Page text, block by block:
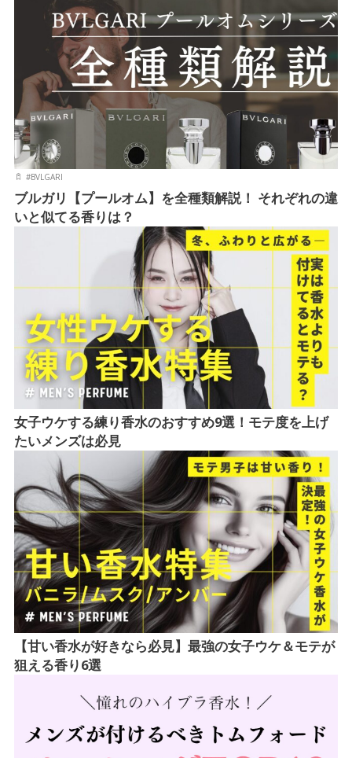
#BVLGARI
ブルガリ【プールオム】を全種類解説！ それぞれの違
いと似てる香りは？
女子ウケする練り香水のおすすめ9選！モテ度を上げ
たいメンズは必見
【甘い香水が好きなら必見】最強の女子ウケ＆モテが
狙える香り6選